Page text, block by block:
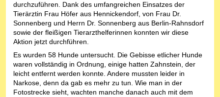
durchzuführen. Dank des umfangreichen Einsatzes der
Tierärztin Frau Höfer aus Hennickendorf, von Frau Dr.
Sonnenberg und Herrn Dr. Sonnenberg aus Berlin-Rahnsdorf
sowie der fleißigen Tierarzthelferinnen konnten wir diese
Aktion jetzt durchführen.
Es wurden 58 Hunde untersucht. Die Gebisse etlicher Hunde
waren vollständig in Ordnung, einige hatten Zahnstein, der
leicht entfernt werden konnte. Andere mussten leider in
Narkose, denn da gab es mehr zu tun. Wie man in der
Fotostrecke sieht, wachten manche danach auch mit dem